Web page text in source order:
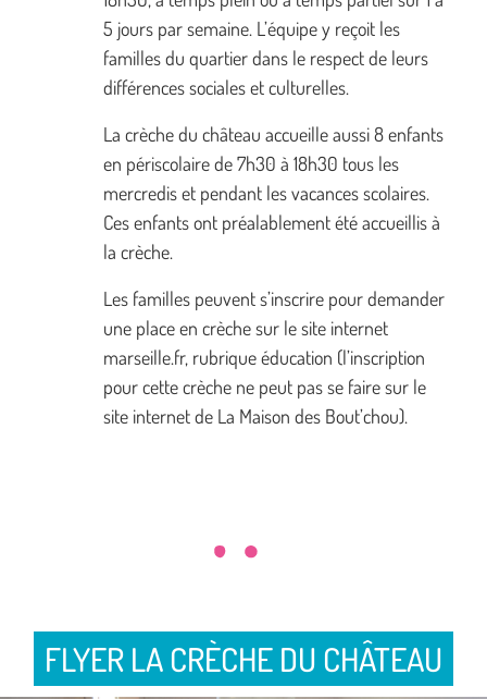
5 jours par semaine. L’équipe y reçoit les
familles du quartier dans le respect de leurs
différences sociales et culturelles.
La crèche du château accueille aussi 8 enfants
en périscolaire de 7h30 à 18h30 tous les
mercredis et pendant les vacances scolaires.
Ces enfants ont préalablement été accueillis à
la crèche.
Les familles peuvent s’inscrire pour demander
une place en crèche sur le site internet
marseille.fr, rubrique éducation (l’inscription
pour cette crèche ne peut pas se faire sur le
site internet de La Maison des Bout’chou).
FLYER LA CRÈCHE DU CHÂTEAU